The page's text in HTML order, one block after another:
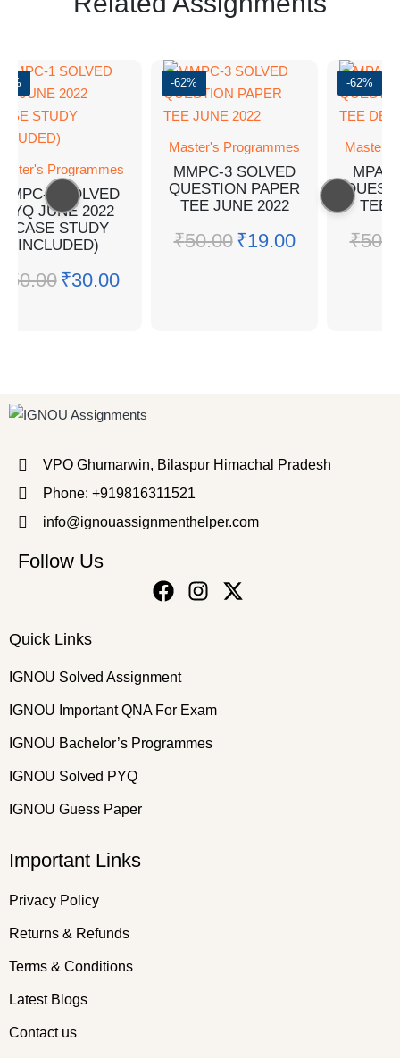
Programmes
1 SOLVED
PYQ JUNE 2022
(CASE STUDY
INCLUDED)
50.00 ₹30.00
-62%
Master's Programmes
MMPC-3 SOLVED
QUESTION PAPER
TEE JUNE 2022
₹50.00 ₹19.00
-62%
Master's
MPA-
TEE
₹
VPO Ghumarwin, Bilaspur Himachal Pradesh
Phone: +919816311521
info@ignouassignmenthelper.com
Follow Us
Quick Links
IGNOU Solved Assignment
IGNOU Important QNA For Exam
IGNOU Bachelor’s Programmes
IGNOU Solved PYQ
IGNOU Guess Paper
Important Links
Privacy Policy
Returns & Refunds
Terms & Conditions
Latest Blogs
Contact us